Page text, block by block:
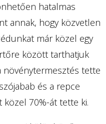
hatalmas
annak, hogy közvetlen
már közel egy
között tarthatjuk
növénytermesztés tette
és a repce
70%-át tette ki.